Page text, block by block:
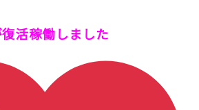
活稼働しました